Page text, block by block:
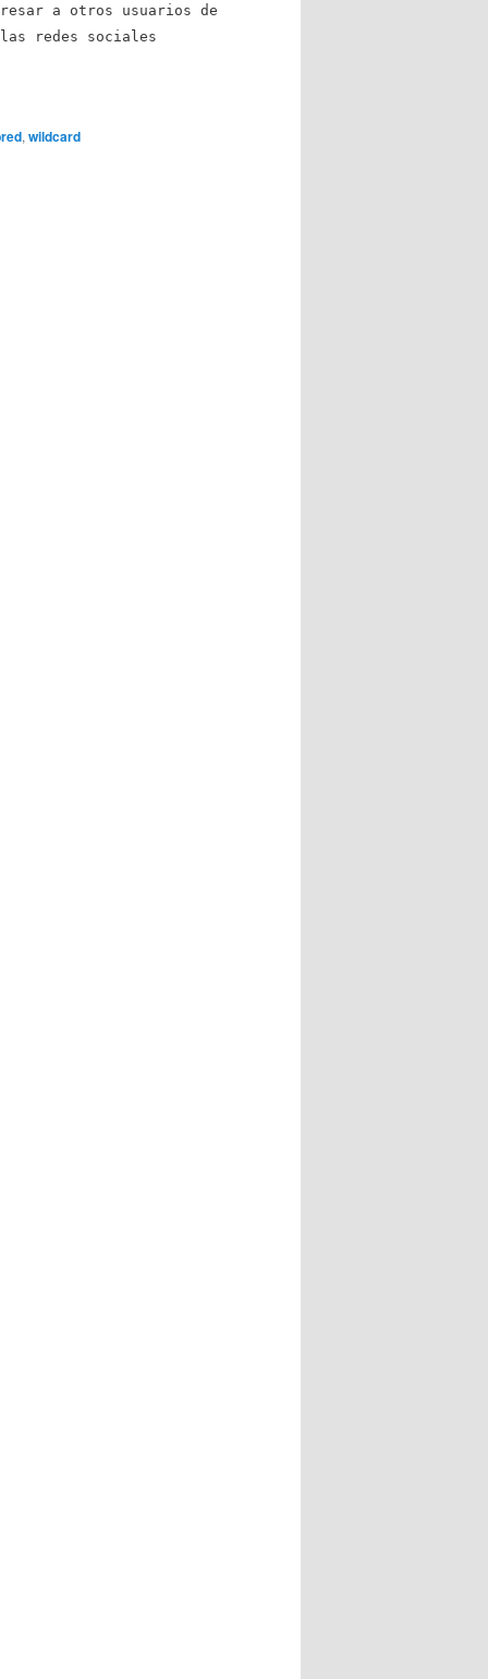
a otros usuarios de
redes sociales
, wildcard